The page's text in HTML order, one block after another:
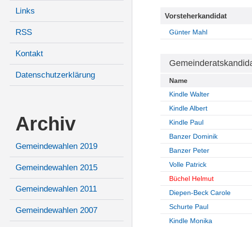
Links
RSS
Kontakt
Datenschutzerklärung
Archiv
Gemeindewahlen 2019
Gemeindewahlen 2015
Gemeindewahlen 2011
Gemeindewahlen 2007
Vorsteherkandidat
Günter Mahl
Name
Kindle Walter
Kindle Albert
Kindle Paul
Banzer Dominik
Banzer Peter
Volle Patrick
Büchel Helmut
Diepen-Beck Carole
Schurte Paul
Kindle Monika